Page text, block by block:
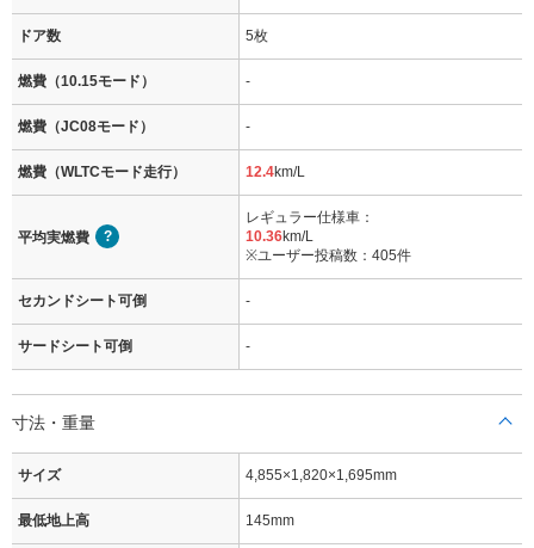
ドア数 5枚
燃費（10.15モード） -
燃費（JC08モード） -
燃費（WLTCモード走行） 12.4km/L
平均実燃費
レギュラー仕様車：
10.36km/L
※ユーザー投稿数：405件
セカンドシート可倒 -
サードシート可倒 -
寸法・重量
サイズ 4,855×1,820×1,695mm
最低地上高 145mm